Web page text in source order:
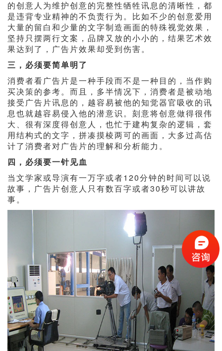
的创意人为维护创意的完整性牺牲讯息的清晰性，都
是违背专业精神的不负责行为。比如不少的创意爱用
大量的留白和少量的文字制造画面的特殊视觉效果，
坚持只摆两行文案，品牌又放的小小的，结果艺术效
果达到了，广告片效果却受到伤害。
三，必须要简单明了
消费者看广告片是一种手段而不是一种目的，当作购
买决策的参考。而且，多半情况下，消费者是被动地
接受广告片讯息的，越容易被他的知觉器官吸收的讯
息也就越容易侵入他的潜意识。刻意将创意做得很伟
大、很有深度得创意人，也忙于建构复杂的逻辑，套
用结构式的文字，拼凑摸棱两可的画面，大多过高估
计了消费者对广告片的理解和分析能力。
四，必须要一针见血
当文学家或导演有一万字或者120分钟的时间可以说
故事，广告片创意人只有数百字或者30秒可以讲故
事。